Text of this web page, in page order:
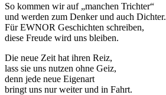
So kommen wir auf manchen Trichter
und werden zum Denker und auch Dichter.
Für EWNOR Geschichten schreiben,
diese Freude wird uns bleiben.
Die neue Zeit hat ihren Reiz,
lass sie uns nutzen ohne Geiz,
denn jede neue Eigenart
bringt uns nur weiter und in Fahrt.